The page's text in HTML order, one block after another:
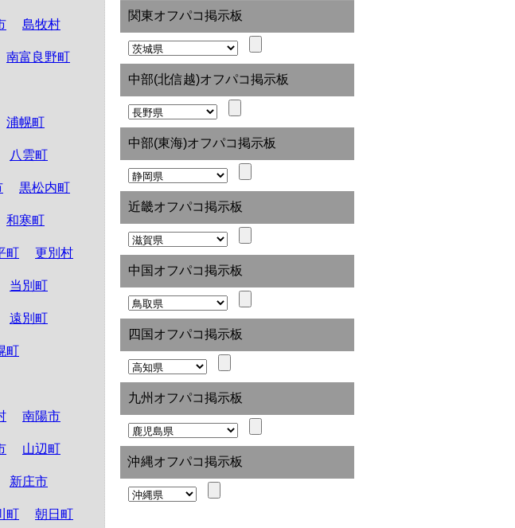
島牧村
南富良野町
浦幌町
八雲町
黒松内町
和寒町
町 更別村
当別町
遠別町
町
南陽市
山辺町
新庄市
町 朝日町
関東オフパコ掲示板
中部(北信越)オフパコ掲示板
中部(東海)オフパコ掲示板
近畿オフパコ掲示板
中国オフパコ掲示板
四国オフパコ掲示板
九州オフパコ掲示板
沖縄オフパコ掲示板